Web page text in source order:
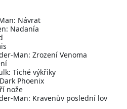
Návrat
Nadanía
Man: Zrození Venoma
Tiché výkřiky
Phoenix
nože
Man: Kravenův poslední lov